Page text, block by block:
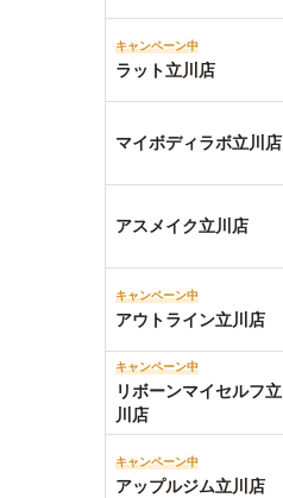
キャンペーン中
ラット立川店
マイボディラボ立川店
アスメイク立川店
キャンペーン中
アウトライン立川店
キャンペーン中
リボーンマイセルフ立
川店
キャンペーン中
アップルジム立川店